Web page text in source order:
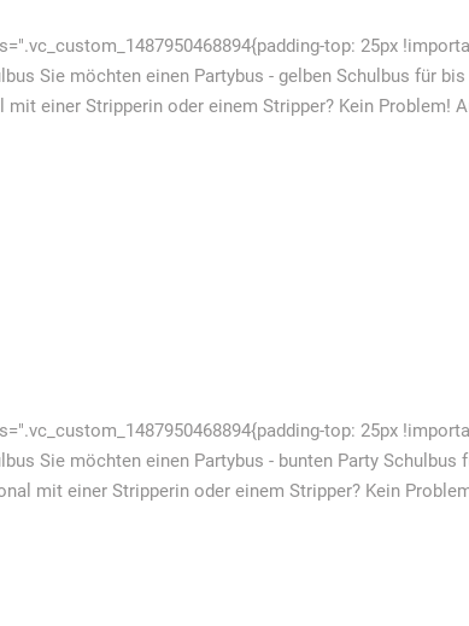
top: 25px
Sie möchten einen Partybus - gelben Schulbus für
einer Stripperin oder einem Stripper? Kein Problem!
top: 25px
Sie möchten einen Partybus - bunten Party
mit einer Stripperin oder einem Stripper? Kein